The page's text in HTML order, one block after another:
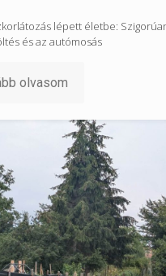
lépett életbe:
és az autómosás
olvasom